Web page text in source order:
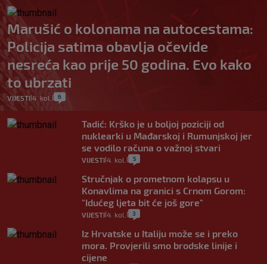
Marušić o kolonama na autocestama:
Policija satima obavlja očevide
nesreća kao prije 50 godina. Evo kako
to ubrzati
VIJESTI 4. kol. 6
Tadić: Krško je u boljoj poziciji od
nuklearki u Mađarskoj i Rumunjskoj jer
se vodilo računa o važnoj stvari
VIJESTI 4. kol. 5
Stručnjak o prometnom kolapsu u
Konavlima na granici s Crnom Gorom:
"Idućeg ljeta bit će još gore"
VIJESTI 4. kol. 3
Iz Hrvatske u Italiju može se i preko
mora. Provjerili smo brodske linije i
cijene